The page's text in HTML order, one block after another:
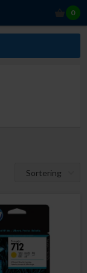
0
Sortering